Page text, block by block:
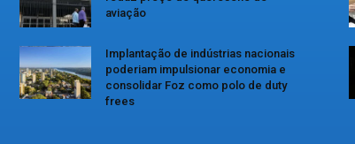
aviação
Implantação de indústrias nacionais
poderiam impulsionar economia e
consolidar Foz como polo de duty
frees